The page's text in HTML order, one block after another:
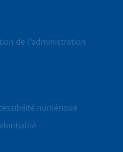
de l'administration
numérique